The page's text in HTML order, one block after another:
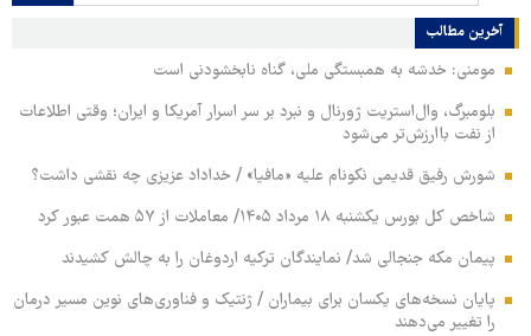
آخرین مطالب
مومنی: خدشه به همبستگی ملی، گناه نابخشودنی است
بلومبرگ، وال‌استریت ژورنال و نبرد بر سر اسرار آمریکا و ایران؛ وقتی اطلاعات
از نفت باارزش‌تر می‌شود
شورش رفیق قدیمی نکونام علیه «مافیا» / خداداد عزیزی چه نقشی داشت؟
شاخص کل بورس یکشنبه ۱۸ مرداد ۱۴۰۵/ معاملات از ۵۷ همت عبور کرد
پیمان مکه جنجالی شد/ نمایندگان ترکیه اردوغان را به چالش کشیدند
پایان نسخه‌های یکسان برای بیماران / ژنتیک و فناوری‌های نوین مسیر درمان
را تغییر می‌دهند